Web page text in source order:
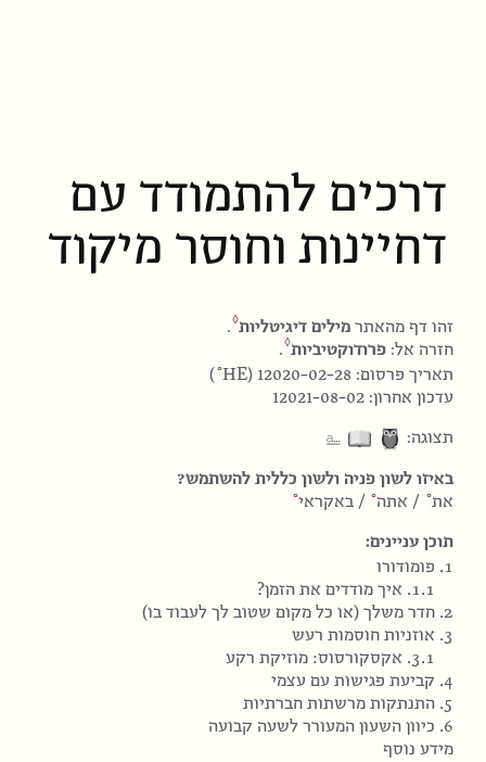
דרכים להתמודד עם
דחיינות וחוסר מיקוד
זהו דף מהאתרמילים דיגיטליות .
חזרה אל:פרודוקטיביות .
תאריך פרסום: 12020-02-28 (
HE
)
עדכון אחרון: 12021-08-02
תצוגה: ⎁
באיזו לשון פניה ולשון כללית להשתמש?
את
/ אתה /באקראי
תוכן עניינים:
1. פומודורו
1.1. איך
מודדים את הזמן?
2. חדר משלך (או כל מקום שטוב לך לעבוד בו)
3. אוזניות חוסמות רעש
3.1. אקסקורסוס: מוזיקת רקע
4. קביעת פגישות עם עצמי
5. התנתקות מרשתות חברתיות
6. כיוון השעון המעורר לשעה קבועה
מידע נוסף